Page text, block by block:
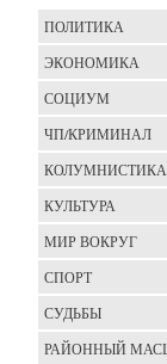
ПОЛИТИКА
ЭКОНОМИКА
СОЦИУМ
ЧП/КРИМИНАЛ
КОЛУМНИСТИКА
КУЛЬТУРА
МИР ВОКРУГ
СПОРТ
СУДЬБЫ
РАЙОННЫЙ